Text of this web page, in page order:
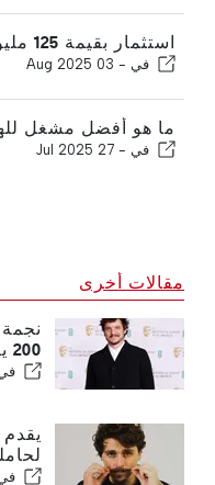
استثمار بقيمة 125 مليون يورو في تطوير الغارف
في - 03 Aug 2025
ما هو أفضل مشغل
في - 27 Jul 2025
مقالات أخرى
200 يورو في مطعم بالبرتغال